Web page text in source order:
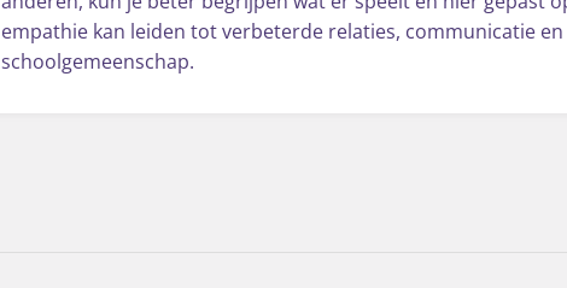
empathie kan leiden tot verbeterde relaties, communicatie
schoolgemeenschap.